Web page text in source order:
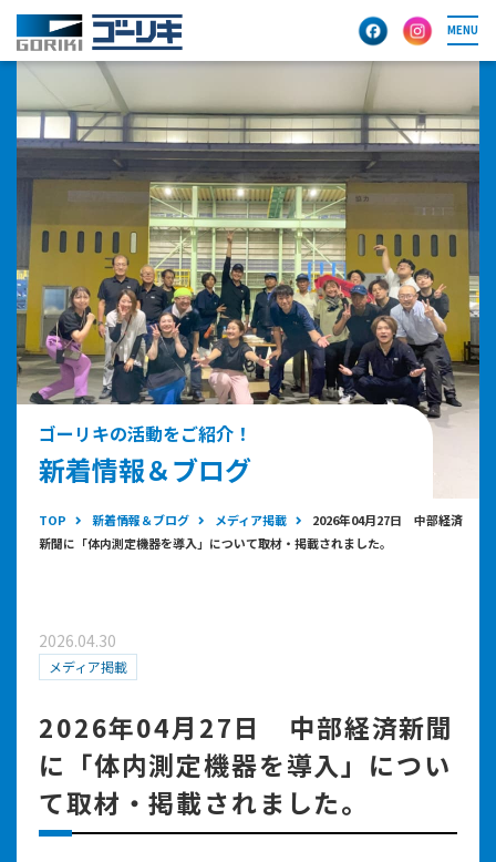
MENU
ゴーリキの活動をご紹介！
新着情報＆ブログ
TOP 新着情報＆ブログ メディア掲載
2026年04月27日 中部経済
新聞に「体内測定機器を導入」について取材・掲載されました。
2026.04.30
メディア掲載
2026年04月27日 中部経済新聞
に「体内測定機器を導入」につい
て取材・掲載されました。